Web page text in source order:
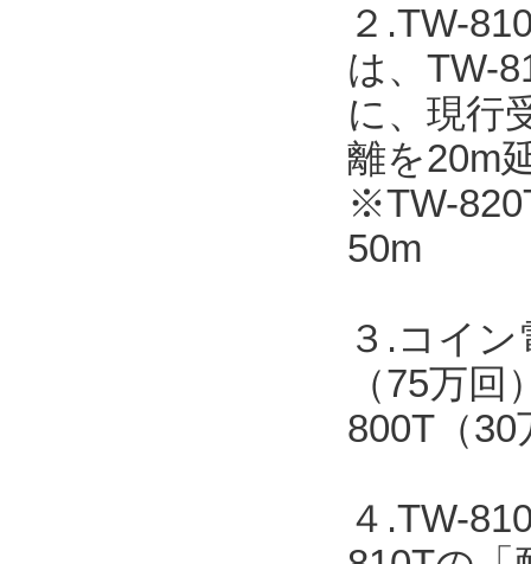
２.TW-
は、TW-
に、現行
離を20m
※TW-
50m
３.コイ
（75万
800T（
４.TW-